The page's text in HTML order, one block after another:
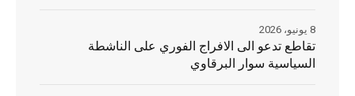
تقاطع تدعو الى الافراج الفوري على الناشطة
السياسية سوار البرقاوي
8 يونيو، 2026